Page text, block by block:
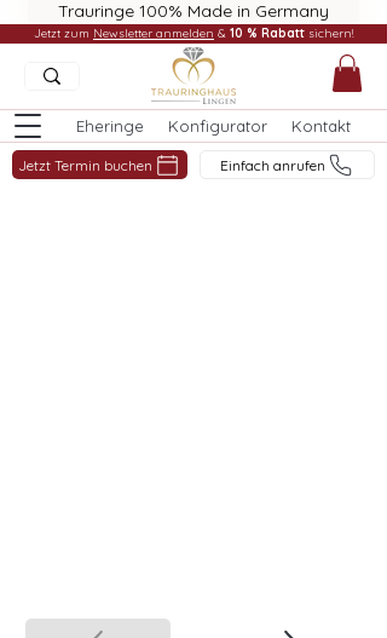
Trauringe 100% Made in Germany
Eheringe Konfigurator Kontakt
Jetzt Termin buchen Einfach anrufen
Jetzt zum Newsletter anmelden & 10 % Rabatt sichern!